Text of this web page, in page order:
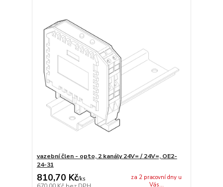
vazební člen - opto, 2 kanály 24V= / 24V=, OE2-
24-31
810,70 Kč/ks
za 2 pracovní dny u
Vás...